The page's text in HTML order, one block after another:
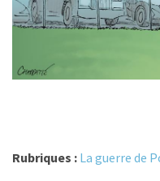
Rubriques : La guerre de